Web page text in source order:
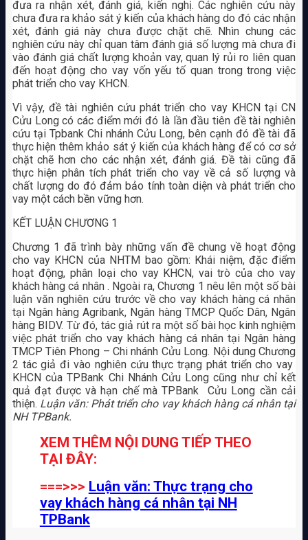
đưa ra nhận xét, đánh giá, kiến nghị. Các nghiên cứu này
chưa đưa ra khảo sát ý kiến của khách hàng do đó các nhận
xét, đánh giá này chưa được chặt chẽ. Nhìn chung các
nghiên cứu này chỉ quan tâm đánh giá số lượng mà chưa đi
vào đánh giá chất lượng khoản vay, quan lý rủi ro liên quan
đến hoạt động cho vay vốn yếu tố quan trong trong việc
phát triển cho vay KHCN.
Vì vậy, đề tài nghiên cứu phát triển cho vay KHCN tại CN
Cửu Long có các điểm mới đó là lần đầu tiên đề tài nghiên
cứu tại Tpbank Chi nhánh Cửu Long, bên cạnh đó đề tài đã
thực hiện thêm khảo sát ý kiến của khách hàng để có cơ sở
chặt chẽ hơn cho các nhận xét, đánh giá. Đề tài cũng đã
thực hiện phân tích phát triển cho vay về cả số lượng và
chất lượng do đó đảm bảo tính toàn diện và phát triển cho
vay một cách bền vững hơn.
KẾT LUẬN CHƯƠNG 1
Chương 1 đã trình bày những vấn đề chung về hoạt động
cho vay KHCN của NHTM bao gồm: Khái niệm, đặc điểm
hoạt động, phân loại cho vay KHCN, vai trò của cho vay
khách hàng cá nhân . Ngoài ra, Chương 1 nêu lên một số bài
luận văn nghiên cứu trước về cho vay khách hàng cá nhân
tại Ngân hàng Agribank, Ngân hàng TMCP Quốc Dân, Ngân
hàng BIDV. Từ đó, tác giả rút ra một số bài học kinh nghiệm
việc phát triển cho vay khách hàng cá nhân tại Ngân hàng
TMCP Tiên Phong – Chi nhánh Cửu Long. Nội dung Chương
2 tác giả đi vào nghiên cứu thực trạng phát triển cho vay
KHCN của TPBank Chi Nhánh Cửu Long cũng như chỉ kết
quả đạt được và hạn chế mà TPBank Cửu Long cần cải
thiện. Luận văn: Phát triển cho vay khách hàng cá nhân tại
NH TPBank.
XEM THÊM NỘI DUNG TIẾP THEO
TẠI ĐÂY:
===>>> Luận văn: Thực trạng cho
vay khách hàng cá nhân tại NH
TPBank